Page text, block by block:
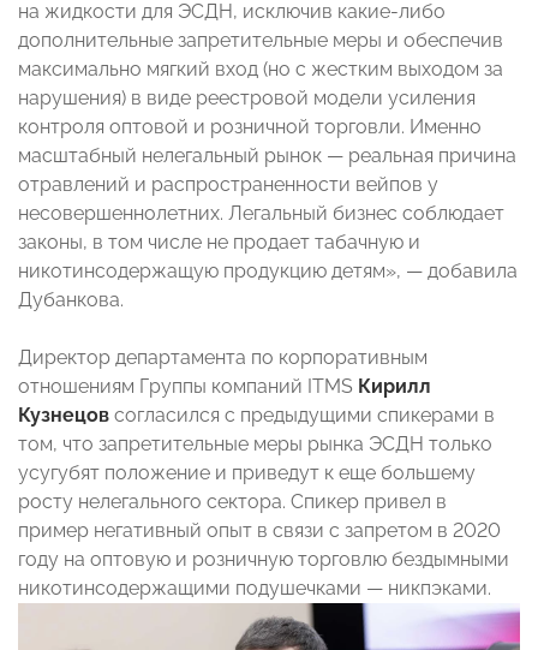
на жидкости для ЭСДН, исключив какие-либо
дополнительные запретительные меры и обеспечив
максимально мягкий вход (но с жестким выходом за
нарушения) в виде реестровой модели усиления
контроля оптовой и розничной торговли. Именно
масштабный нелегальный рынок — реальная причина
отравлений и распространенности вейпов у
несовершеннолетних. Легальный бизнес соблюдает
законы, в том числе не продает табачную и
никотинсодержащую продукцию детям», — добавила
Дубанкова.
Директор департамента по корпоративным
отношениям Группы компаний ITMS Кирилл
Кузнецов согласился с предыдущими спикерами в
том, что запретительные меры рынка ЭСДН только
усугубят положение и приведут к еще большему
росту нелегального сектора. Спикер привел в
пример негативный опыт в связи с запретом в 2020
году на оптовую и розничную торговлю бездымными
никотинсодержащими подушечками — никпэками.